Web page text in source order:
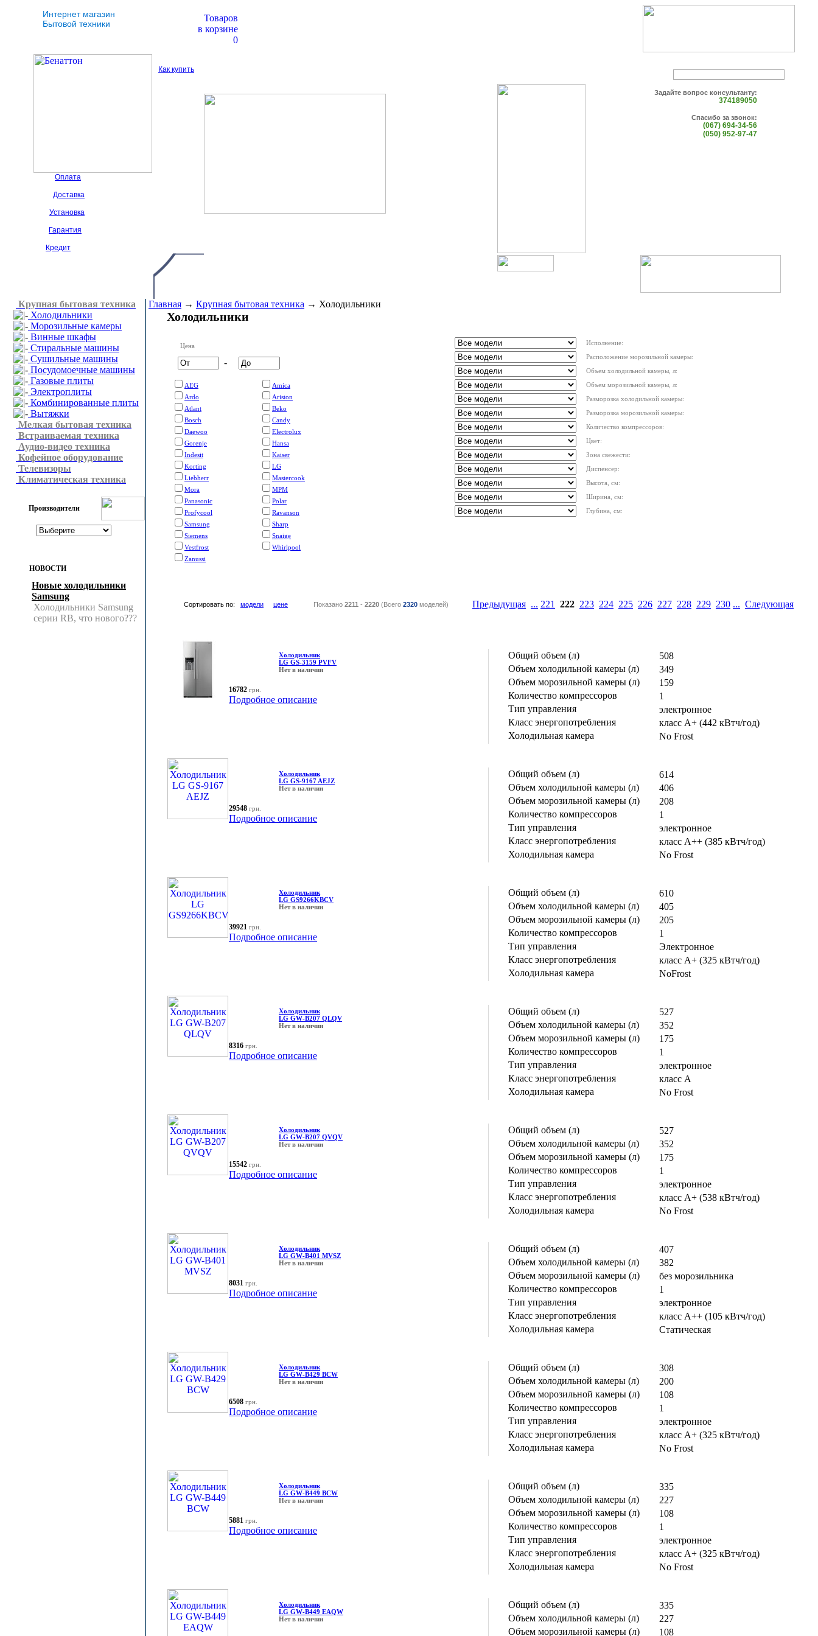
Интернет магазин
Бытовой техники
Товаров
в корзине
0
Как купить
Оплата
Доставка
Установка
Гарантия
Кредит
Задайте вопрос консультанту:
374189050
Спасибо за звонок:
(067) 694-34-56
(050) 952-97-47
Крупная бытовая техника
Холодильники
Морозильные камеры
Винные шкафы
Стиральные машины
Сушильные машины
Посудомоечные машины
Газовые плиты
Электроплиты
Комбинированные плиты
Вытяжки
Мелкая бытовая техника
Встраиваемая техника
Аудио-видео техника
Кофейное оборудование
Телевизоры
Климатическая техника
Производители
НОВОСТИ
Новые холодильники
Samsung
Холодильники Samsung
серии RB, что нового???
Главная → Крупная бытовая техника → Холодильники
Холодильники
Цена
-
AEG
Amica
Ardo
Ariston
Atlant
Beko
Bosch
Candy
Daewoo
Electrolux
Gorenje
Hansa
Indesit
Kaiser
Korting
LG
Liebherr
Mastercook
Mora
MPM
Panasonic
Polar
Profycool
Ravanson
Samsung
Sharp
Siemens
Snaige
Vestfrost
Whirlpool
Zanussi
Исполнение:
Расположение морозильной камеры:
Объем холодильной камеры, л:
Объем морозильной камеры, л:
Разморозка холодильной камеры:
Разморозка морозильной камеры:
Количество компрессоров:
Цвет:
Зона свежести:
Диспенсер:
Высота, см:
Ширина, см:
Глубина, см:
Сортировать по: модели цене Показано 2211 - 2220 (Всего 2320 моделей) Предыдущая ... 221 222 223 224 225 226 227 228 229 230 ... Следующая
Холодильник
LG GS-3159 PVFV
Нет в наличии
Общий объем (л)
508
Объем холодильной камеры (л)
349
Объем морозильной камеры (л)
159
Количество компрессоров
1
Тип управления
электронное
Класс энергопотребления
класс A+ (442 кВтч/год)
Холодильная камера
No Frost
16782 грн.
Подробное описание
Холодильник
LG GS-9167 AEJZ
Нет в наличии
Общий объем (л)
614
Объем холодильной камеры (л)
406
Объем морозильной камеры (л)
208
Количество компрессоров
1
Тип управления
электронное
Класс энергопотребления
класс A++ (385 кВтч/год)
Холодильная камера
No Frost
29548 грн.
Подробное описание
Холодильник
LG GS9266KBCV
Нет в наличии
Общий объем (л)
610
Объем холодильной камеры (л)
405
Объем морозильной камеры (л)
205
Количество компрессоров
1
Тип управления
Электронное
Класс энергопотребления
класс A+ (325 кВтч/год)
Холодильная камера
NoFrost
39921 грн.
Подробное описание
Холодильник
LG GW-B207 QLQV
Нет в наличии
Общий объем (л)
527
Объем холодильной камеры (л)
352
Объем морозильной камеры (л)
175
Количество компрессоров
1
Тип управления
электронное
Класс энергопотребления
класс A
Холодильная камера
No Frost
8316 грн.
Подробное описание
Холодильник
LG GW-B207 QVQV
Нет в наличии
Общий объем (л)
527
Объем холодильной камеры (л)
352
Объем морозильной камеры (л)
175
Количество компрессоров
1
Тип управления
электронное
Класс энергопотребления
класс A+ (538 кВтч/год)
Холодильная камера
No Frost
15542 грн.
Подробное описание
Холодильник
LG GW-B401 MVSZ
Нет в наличии
Общий объем (л)
407
Объем холодильной камеры (л)
382
Объем морозильной камеры (л)
без морозильника
Количество компрессоров
1
Тип управления
электронное
Класс энергопотребления
класс A++ (105 кВтч/год)
Холодильная камера
Статическая
8031 грн.
Подробное описание
Холодильник
LG GW-B429 BCW
Нет в наличии
Общий объем (л)
308
Объем холодильной камеры (л)
200
Объем морозильной камеры (л)
108
Количество компрессоров
1
Тип управления
электронное
Класс энергопотребления
класс A+ (325 кВтч/год)
Холодильная камера
No Frost
6508 грн.
Подробное описание
Холодильник
LG GW-B449 BCW
Нет в наличии
Общий объем (л)
335
Объем холодильной камеры (л)
227
Объем морозильной камеры (л)
108
Количество компрессоров
1
Тип управления
электронное
Класс энергопотребления
класс A+ (325 кВтч/год)
Холодильная камера
No Frost
5881 грн.
Подробное описание
Холодильник
LG GW-B449 EAQW
Нет в наличии
Общий объем (л)
335
Объем холодильной камеры (л)
227
Объем морозильной камеры (л)
108